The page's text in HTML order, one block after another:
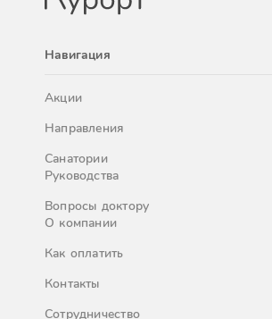
Навигация
Акции
Направления
Санатории
Руководства
Вопросы доктору
О компании
Как оплатить
Контакты
Сотрудничество